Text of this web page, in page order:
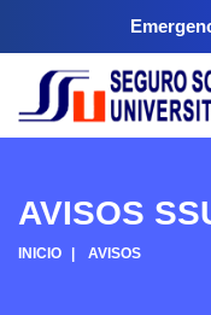
AVISOS
INICIO AVISOS